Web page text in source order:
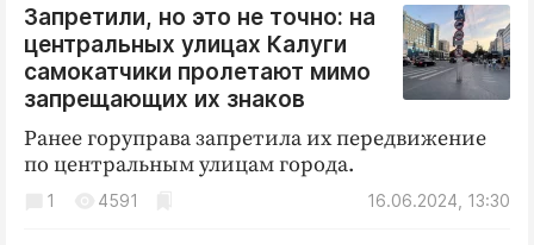
Клиника года
Бренд года
Работодатель года
Запретили, но это не точно: на
центральных улицах Калуги
самокатчики пролетают мимо
запрещающих их знаков
Ранее горуправа запретила их передвижение
по центральным улицам города.
16.06.2024, 13:30
1 4591